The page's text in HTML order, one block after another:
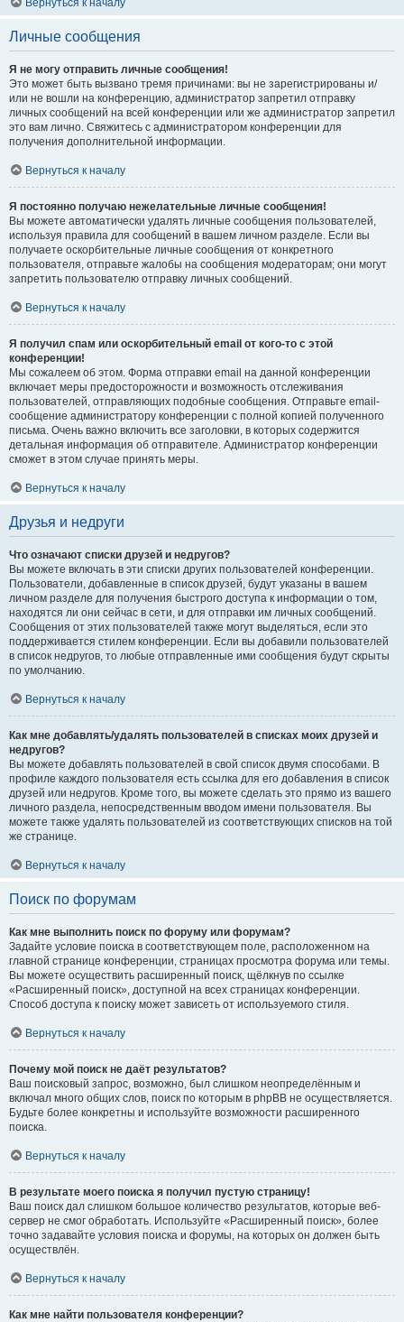
Вернуться к началу
Личные сообщения
Я не могу отправить личные сообщения!
Это может быть вызвано тремя причинами: вы не зарегистрированы и/
или не вошли на конференцию, администратор запретил отправку
личных сообщений на всей конференции или же администратор запретил
это вам лично. Свяжитесь с администратором конференции для
получения дополнительной информации.
Вернуться к началу
Я постоянно получаю нежелательные личные сообщения!
Вы можете автоматически удалять личные сообщения пользователей,
используя правила для сообщений в вашем личном разделе. Если вы
получаете оскорбительные личные сообщения от конкретного
пользователя, отправьте жалобы на сообщения модераторам; они могут
запретить пользователю отправку личных сообщений.
Вернуться к началу
Я получил спам или оскорбительный email от кого-то с этой
конференции!
Мы сожалеем об этом. Форма отправки email на данной конференции
включает меры предосторожности и возможность отслеживания
пользователей, отправляющих подобные сообщения. Отправьте email-
сообщение администратору конференции с полной копией полученного
письма. Очень важно включить все заголовки, в которых содержится
детальная информация об отправителе. Администратор конференции
сможет в этом случае принять меры.
Вернуться к началу
Друзья и недруги
Что означают списки друзей и недругов?
Вы можете включать в эти списки других пользователей конференции.
Пользователи, добавленные в список друзей, будут указаны в вашем
личном разделе для получения быстрого доступа к информации о том,
находятся ли они сейчас в сети, и для отправки им личных сообщений.
Сообщения от этих пользователей также могут выделяться, если это
поддерживается стилем конференции. Если вы добавили пользователей
в список недругов, то любые отправленные ими сообщения будут скрыты
по умолчанию.
Вернуться к началу
Как мне добавлять/удалять пользователей в списках моих друзей и
недругов?
Вы можете добавлять пользователей в свой список двумя способами. В
профиле каждого пользователя есть ссылка для его добавления в список
друзей или недругов. Кроме того, вы можете сделать это прямо из вашего
личного раздела, непосредственным вводом имени пользователя. Вы
можете также удалять пользователей из соответствующих списков на той
же странице.
Вернуться к началу
Поиск по форумам
Как мне выполнить поиск по форуму или форумам?
Задайте условие поиска в соответствующем поле, расположенном на
главной странице конференции, страницах просмотра форума или темы.
Вы можете осуществить расширенный поиск, щёлкнув по ссылке
«Расширенный поиск», доступной на всех страницах конференции.
Способ доступа к поиску может зависеть от используемого стиля.
Вернуться к началу
Почему мой поиск не даёт результатов?
Ваш поисковый запрос, возможно, был слишком неопределённым и
включал много общих слов, поиск по которым в phpBB не осуществляется.
Будьте более конкретны и используйте возможности расширенного
поиска.
Вернуться к началу
В результате моего поиска я получил пустую страницу!
Ваш поиск дал слишком большое количество результатов, которые веб-
сервер не смог обработать. Используйте «Расширенный поиск», более
точно задавайте условия поиска и форумы, на которых он должен быть
осуществлён.
Вернуться к началу
Как мне найти пользователя конференции?